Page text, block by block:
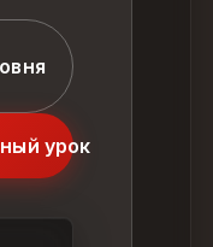
урок